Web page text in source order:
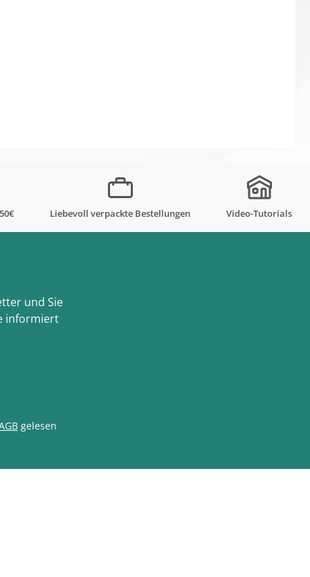
Liebevoll verpackte Bestellungen Video-Tutorials
und Sie
informiert
gelesen